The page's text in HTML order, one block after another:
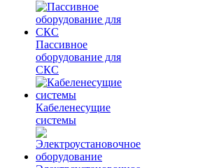
Пассивное
оборудование для
СКС
Кабеленесущие
системы